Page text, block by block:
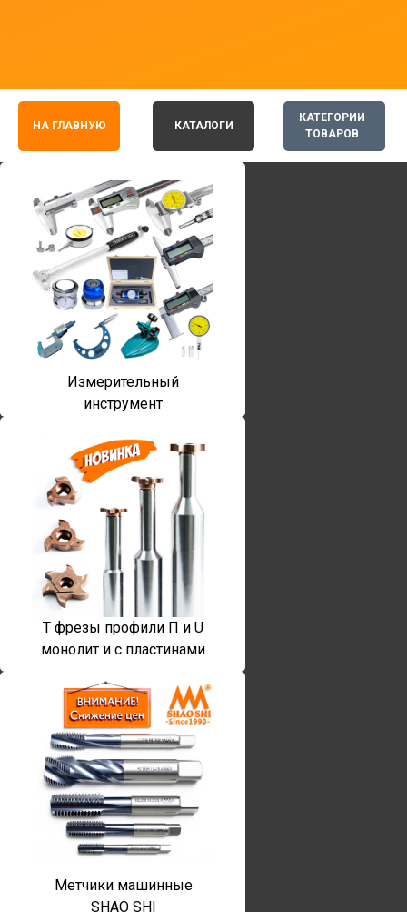
КАТЕГОРИИ
ТОВАРОВ
НА ГЛАВНУЮ КАТАЛОГИ
Измерительный
инструмент
T фрезы профили П и U
монолит и с пластинами
Метчики машинные
SHAO SHI